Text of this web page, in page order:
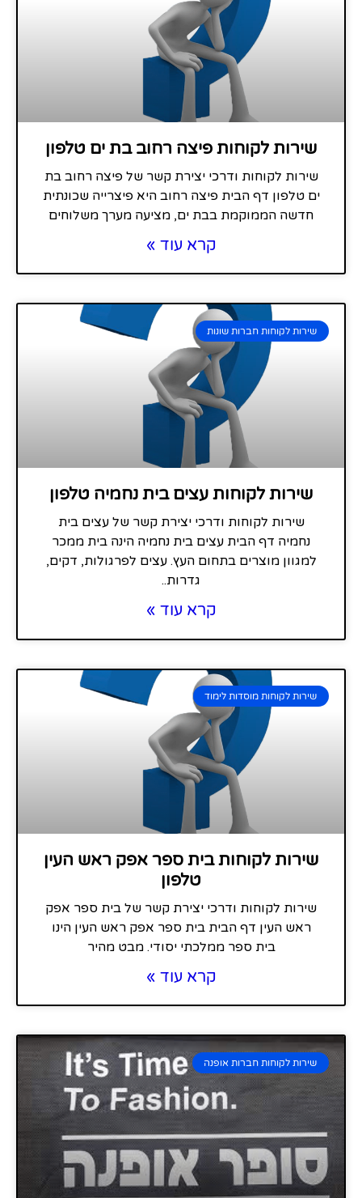
שירות לקוחות פיצה רחוב בת ים טלפון
שירות לקוחות ודרכי יצירת קשר של פיצה רחוב בת
ים טלפון דף הבית פיצה רחוב היא פיצרייה שכונתית
חדשה הממוקמת בבת ים, מציעה מערך משלוחים
קרא עוד »
שירות לקוחות חברות שונות
שירות לקוחות עצים בית נחמיה טלפון
שירות לקוחות ודרכי יצירת קשר של עצים בית
נחמיה דף הבית עצים בית נחמיה הינה בית ממכר
למגוון מוצרים בתחום העץ. עצים לפרגולות, דקים,
גדרות..
קרא עוד »
שירות לקוחות מוסדות לימוד
שירות לקוחות בית ספר אפק ראש העין
טלפון
שירות לקוחות ודרכי יצירת קשר של בית ספר אפק
ראש העין דף הבית בית ספר אפק ראש העין הינו
בית ספר ממלכתי יסודי. מבט מהיר
קרא עוד »
שירות לקוחות חברות אופנה